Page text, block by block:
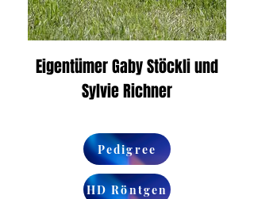
Eigentümer Gaby Stöckli und
Sylvie Richner
Pedigree
HD Röntgen